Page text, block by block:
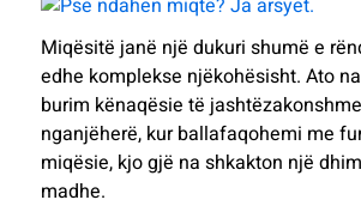
Miqësitë janë një dukuri shumë e
edhe komplekse njëkohësisht. Ato
burim kënaqësie të
nganjëherë, kur ballafaqohemi me
miqësie, kjo gjë na shkakton një
madhe.